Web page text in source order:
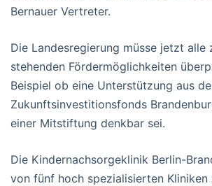
Bernauer Vertreter.
Die Landesregierung müsse jetzt alle
stehenden Fördermöglichkeiten
Beispiel ob eine Unterstützung aus
Zukunftsinvestitionsfonds
einer Mitstiftung denkbar sei.
Die Kindernachsorgeklinik Berlin-
von fünf hoch spezialisierten Kliniken